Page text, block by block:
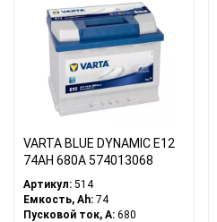
VARTA BLUE DYNAMIC E12
74АH 680A 574013068
Артикул: 514
Емкость, Ah: 74
Пусковой ток, A: 680